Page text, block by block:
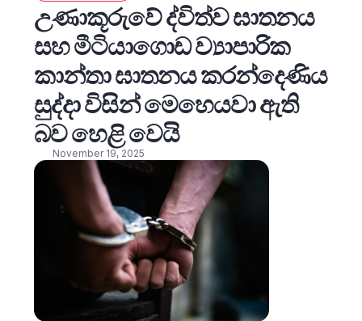
උණාකූරුවේ ද්විත්ව ඝාතනය
සහ මීටියාගොඩ ව්‍යාපාරික
කාන්තා ඝාතනය කරන්දෙණිය
සුද්දා විසින් මෙහෙයවා ඇති
බව හෙළි වෙයි
November 19, 2025